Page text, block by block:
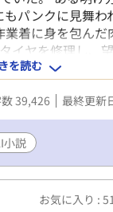
パンクに見舞
着に身を包ん
イヤを修理し、
して去っていく
う名の亀裂が
） 若くして六本
地（ささき だい
ちた若者。
を読む
39,426 最終更新
小説
お気に入り : 51